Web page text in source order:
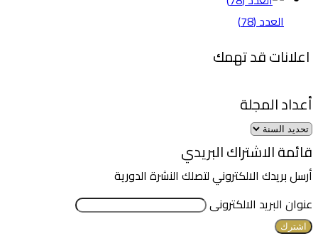
العدد (78)
اعلانات قد تهمك
أعداد المجلة
قائمة الاشتراك البريدي
أرسل بريدك الالكتروني لتصلك النشرة الدورية
عنوان البريد الالكترونى